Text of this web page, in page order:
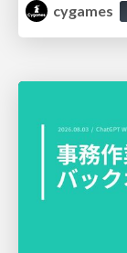
cygames